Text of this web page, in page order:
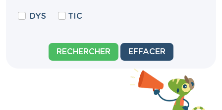
DYS TIC
RECHERCHER EFFACER